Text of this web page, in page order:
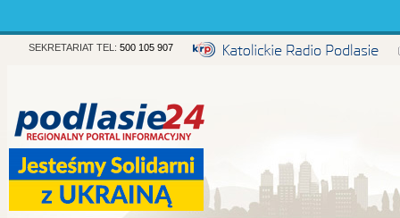
SEKRETARIAT TEL: 500 105 907